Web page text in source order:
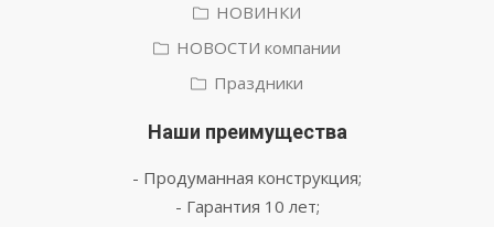
НОВИНКИ
НОВОСТИ компании
Праздники
Наши преимущества
- Продуманная конструкция;
- Гарантия 10 лет;